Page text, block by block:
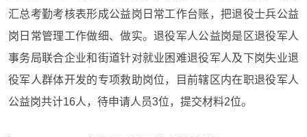
汇总考勤考核表形成公益岗日常工作台账，把退役士兵公益
岗日常管理工作做细、做实。退役军人公益岗是区退役军人
事务局联合企业和街道针对就业困难退役军人及下岗失业退
役军人群体开发的专项救助岗位，目前辖区内在职退役军人
公益岗共计16人，待申请人员3位，提交材料2位。